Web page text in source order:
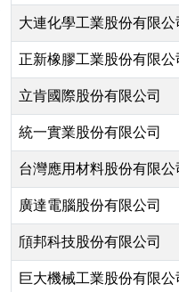
大連化學工業股份有限公
正新橡膠工業股份有限公
立肯國際股份有限公司
統一實業股份有限公司
台灣應用材料股份有限公
廣達電腦股份有限公司
頎邦科技股份有限公司
巨大機械工業股份有限公